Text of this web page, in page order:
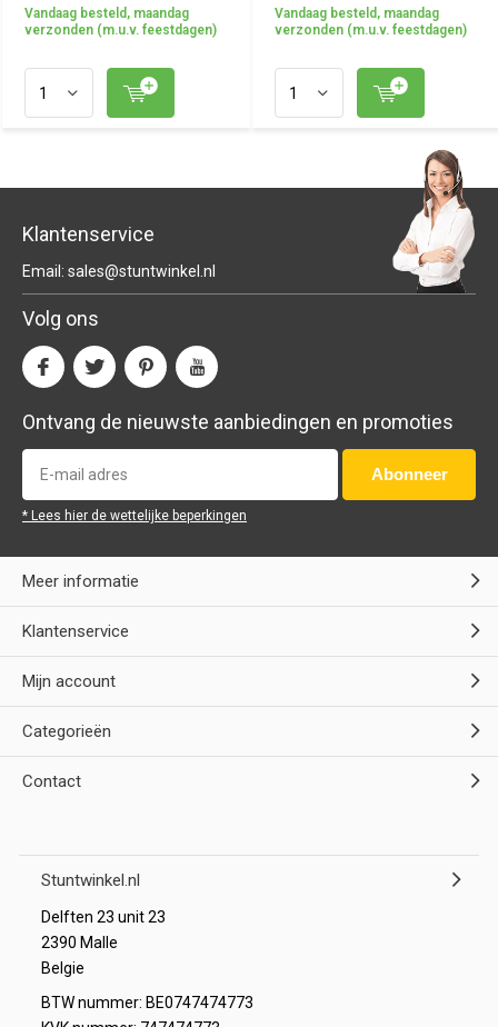
Vandaag besteld, maandag
verzonden (m.u.v. feestdagen)
Vandaag besteld, maandag
verzonden (m.u.v. feestdagen)
Klantenservice
Email: sales@stuntwinkel.nl
Volg ons
Ontvang de nieuwste aanbiedingen en promoties
Abonneer
* Lees hier de wettelijke beperkingen
Meer informatie
Klantenservice
Mijn account
Categorieën
Contact
Stuntwinkel.nl
Delften 23 unit 23
2390 Malle
Belgie
BTW nummer: BE0747474773